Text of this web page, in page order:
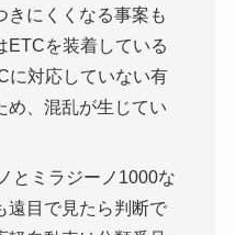
きにくくなる事案も
ETCを装着している
に対応していない有
め、混乱が生じてい
とミラジーノ1000な
遠目で見たら判断で